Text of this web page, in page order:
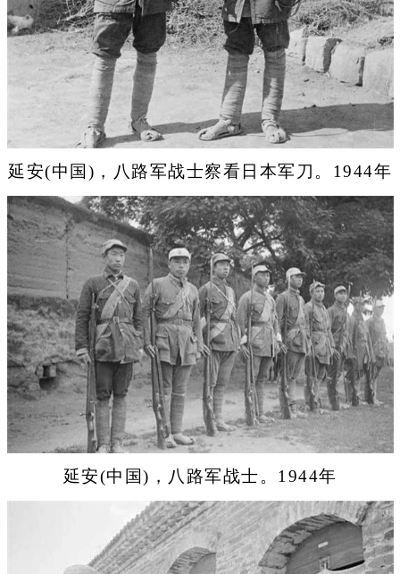
延安(中国)，八路军战士察看日本军刀。1944年
延安(中国)，八路军战士。1944年